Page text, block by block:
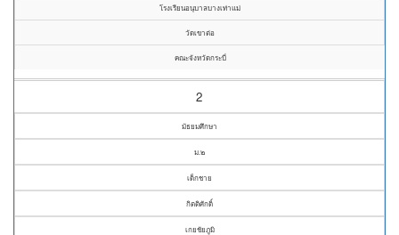
โรงเรียนอนุบาลบางเท่าแม่
วัดเขาต่อ
คณะจังหวัดกระบี่
2
มัธยมศึกษา
ม.๒
เด็กชาย
กิตติศักดิ์
เกยชัยภูมิ